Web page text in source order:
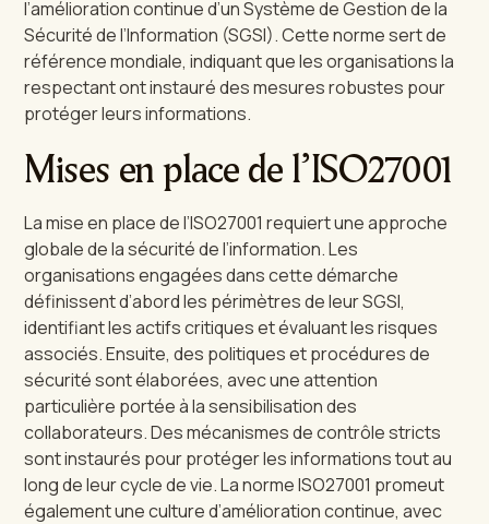
l’amélioration continue d’un Système de Gestion de la
Sécurité de l’Information (SGSI). Cette norme sert de
référence mondiale, indiquant que les organisations la
respectant ont instauré des mesures robustes pour
protéger leurs informations.
Mises en place de l’ISO27001
La mise en place de l’ISO27001 requiert une approche
globale de la sécurité de l’information. Les
organisations engagées dans cette démarche
définissent d’abord les périmètres de leur SGSI,
identifiant les actifs critiques et évaluant les risques
associés. Ensuite, des politiques et procédures de
sécurité sont élaborées, avec une attention
particulière portée à la sensibilisation des
collaborateurs. Des mécanismes de contrôle stricts
sont instaurés pour protéger les informations tout au
long de leur cycle de vie. La norme ISO27001 promeut
également une culture d’amélioration continue, avec